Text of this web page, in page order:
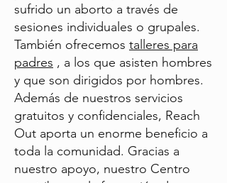
sufrido un aborto a través de
sesiones individuales o grupales.
También ofrecemos talleres para
padres , a los que asisten hombres
y que son dirigidos por hombres.
Además de nuestros servicios
gratuitos y confidenciales, Reach
Out aporta un enorme beneficio a
toda la comunidad. Gracias a
nuestro apoyo, nuestro Centro